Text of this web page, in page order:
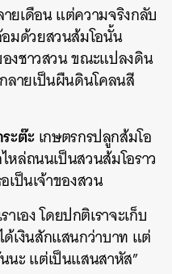
ยเดือน แต่ความจริงกลับ
มด้วยสวนส้มโอนั้น
องชาวสวน ขณะแปลงดิน
ลายเป็นผืนดินโคลนสี
ะต๊ะเกษตรกรปลูกส้มโอ
หล่ถนนเป็นสวนส้มโอราว
เป็นเจ้าของสวน
เอง โดยปกติเราจะเก็บ
เงินสักแสนกว่าบาท แต่
ะ แต่เป็นแสนสาหัส”